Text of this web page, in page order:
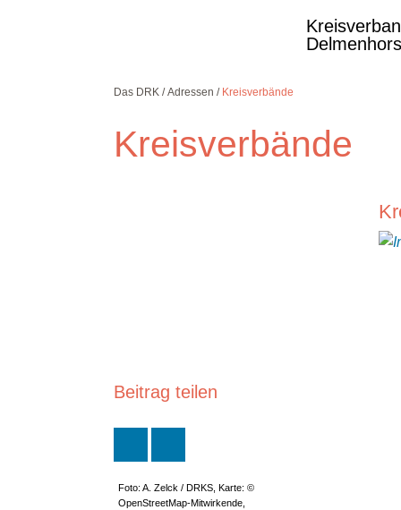
Das DRK Adressen Kreisverbände
Kreisverbände
Beitrag teilen
Foto: A. Zelck / DRKS, Karte: ©
OpenStreetMap-Mitwirkende,